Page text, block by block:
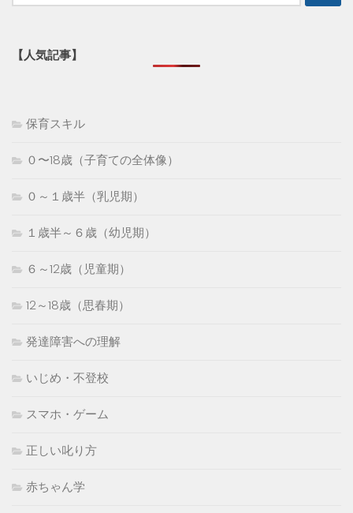
索:
【人気記事】
保育スキル
０〜18歳（子育ての全体像）
０～１歳半（乳児期）
１歳半～６歳（幼児期）
６～12歳（児童期）
12～18歳（思春期）
発達障害への理解
いじめ・不登校
スマホ・ゲーム
正しい叱り方
赤ちゃん学